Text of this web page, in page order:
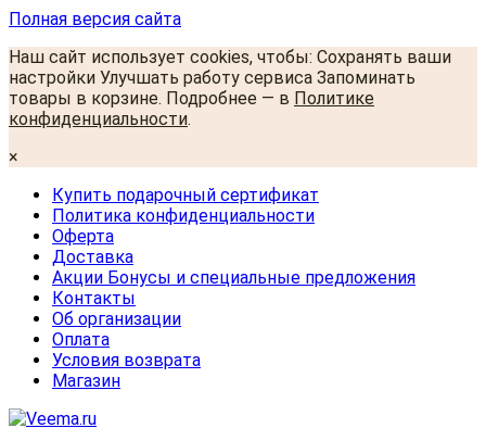
Полная версия сайта
Наш сайт использует cookies, чтобы: Сохранять ваши
настройки Улучшать работу сервиса Запоминать
товары в корзине. Подробнее — в Политике
конфиденциальности.
×
Купить подарочный сертификат
Политика конфиденциальности
Оферта
Доставка
Акции Бонусы и специальные предложения
Контакты
Об организации
Оплата
Условия возврата
Магазин